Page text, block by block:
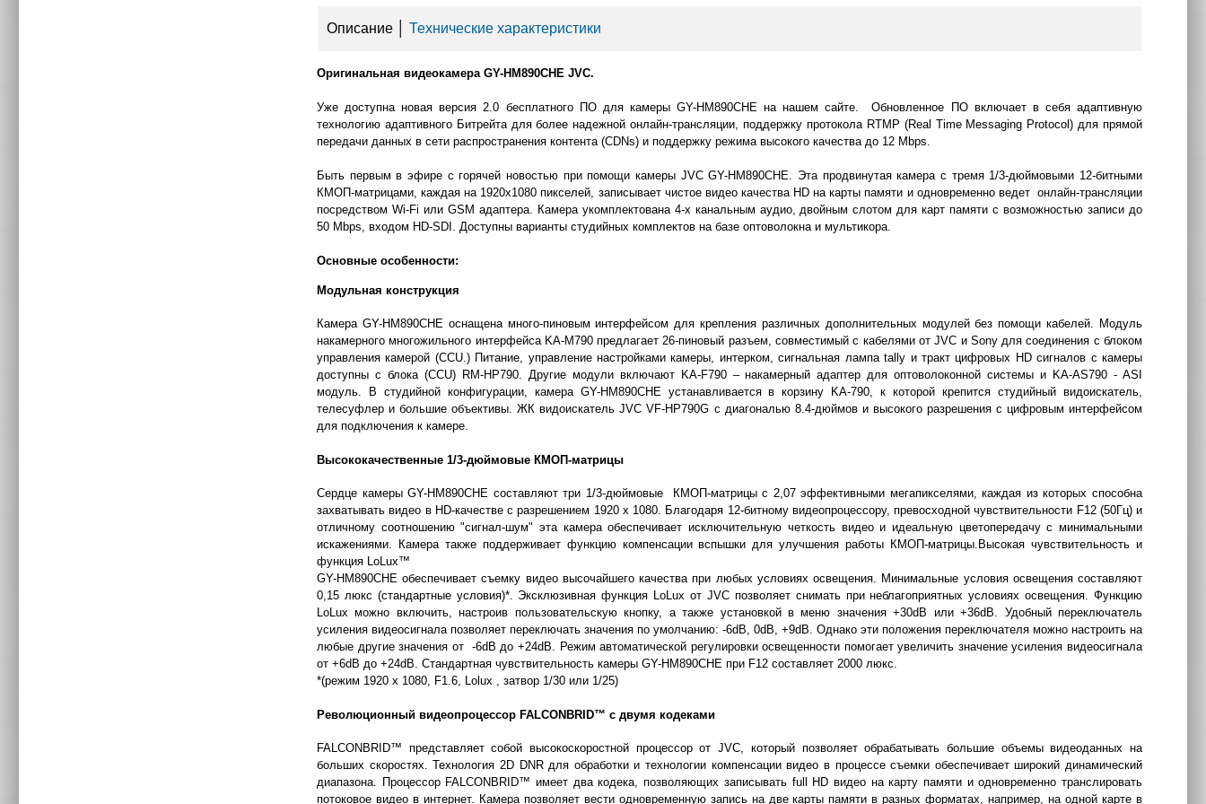
Описание Технические характеристики
Оригинальная видеокамера GY-HM890CHE JVC.
Уже доступна новая версия 2.0 бесплатного ПО для камеры GY-HM890CHE на нашем сайте. Обновленное ПО включает в себя адаптивную
технологию адаптивного Битрейта для более надежной онлайн-трансляции, поддержку протокола RTMP (Real Time Messaging Protocol) для прямой
передачи данных в сети распространения контента (CDNs) и поддержку режима высокого качества до 12 Mbps.
Быть первым в эфире с горячей новостью при помощи камеры JVC GY-HM890CHE. Эта продвинутая камера с тремя 1/3-дюймовыми 12-битными
КМОП-матрицами, каждая на 1920x1080 пикселей, записывает чистое видео качества HD на карты памяти и одновременно ведет онлайн-трансляции
посредством Wi-Fi или GSM адаптера. Камера укомплектована 4-х канальным аудио, двойным слотом для карт памяти с возможностью записи до
50 Mbps, входом HD-SDI. Доступны варианты студийных комплектов на базе оптоволокна и мультикора.
Основные особенности:
Модульная конструкция
Камера GY-HM890CHE оснащена много-пиновым интерфейсом для крепления различных дополнительных модулей без помощи кабелей. Модуль
накамерного многожильного интерфейса KA-M790 предлагает 26-пиновый разъем, совместимый с кабелями от JVC и Sony для соединения с блоком
управления камерой (CCU.) Питание, управление настройками камеры, интерком, сигнальная лампа tally и тракт цифровых HD сигналов с камеры
доступны с блока (CCU) RM-HP790. Другие модули включают KA-F790 – накамерный адаптер для оптоволоконной системы и KA-AS790 - ASI
модуль. В студийной конфигурации, камера GY-HM890CHE устанавливается в корзину KA-790, к которой крепится студийный видоискатель,
телесуфлер и большие объективы. ЖК видоискатель JVC VF-HP790G с диагональю 8.4-дюймов и высокого разрешения с цифровым интерфейсом
для подключения к камере.
Высококачественные 1/3-дюймовые КМОП-матрицы
Сердце камеры GY-HM890CHE составляют три 1/3-дюймовые КМОП-матрицы с 2,07 эффективными мегапикселями, каждая из которых способна
захватывать видео в HD-качестве с разрешением 1920 x 1080. Благодаря 12-битному видеопроцессору, превосходной чувствительности F12 (50Гц) и
отличному соотношению "сигнал-шум" эта камера обеспечивает исключительную четкость видео и идеальную цветопередачу с минимальными
искажениями. Камера также поддерживает функцию компенсации вспышки для улучшения работы КМОП-матрицы.Высокая чувствительность и
функция LoLux™
GY-HM890CHE обеспечивает съемку видео высочайшего качества при любых условиях освещения. Минимальные условия освещения составляют
0,15 люкс (стандартные условия)*. Эксклюзивная функция LoLux от JVC позволяет снимать при неблагоприятных условиях освещения. Функцию
LoLux можно включить, настроив пользовательскую кнопку, а также установкой в меню значения +30dB или +36dB. Удобный переключатель
усиления видеосигнала позволяет переключать значения по умолчанию: -6dB, 0dB, +9dB. Однако эти положения переключателя можно настроить на
любые другие значения от -6dB до +24dB. Режим автоматической регулировки освещенности помогает увеличить значение усиления видеосигнала
от +6dB до +24dB. Стандартная чувствительность камеры GY-HM890CHE при F12 составляет 2000 люкс.
*(режим 1920 x 1080, F1.6, Lolux , затвор 1/30 или 1/25)
Революционный видеопроцессор FALCONBRID™ с двумя кодеками
FALCONBRID™ представляет собой высокоскоростной процессор от JVC, который позволяет обрабатывать большие объемы видеоданных на
больших скоростях. Технология 2D DNR для обработки и технологии компенсации видео в процессе съемки обеспечивает широкий динамический
диапазона. Процессор FALCONBRID™ имеет два кодека, позволяющих записывать full HD видео на карту памяти и одновременно транслировать
потоковое видео в интернет. Камера позволяет вести одновременную запись на две карты памяти в разных форматах, например, на одной карте в